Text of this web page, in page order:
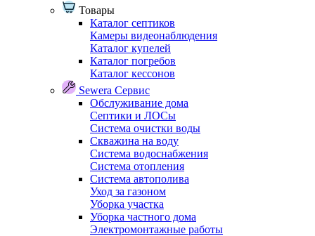
Товары
Каталог септиков
Камеры видеонаблюдения
Каталог купелей
Каталог погребов
Каталог кессонов
Sewera Сервис
Обслуживание дома
Септики и ЛОСы
Система очистки воды
Скважина на воду
Система водоснабжения
Система отопления
Система автополива
Уход за газоном
Уборка участка
Уборка частного дома
Электромонтажные работы